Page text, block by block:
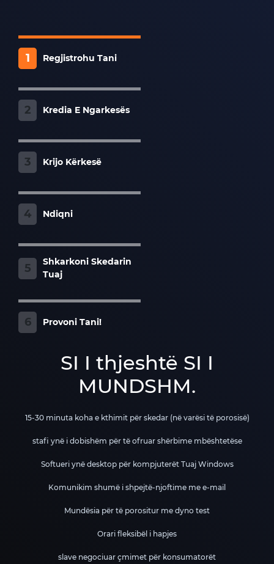
1 Regjistrohu Tani
2 Kredia E Ngarkesës
3 Krijo Kërkesë
4 Ndiqni
5
Shkarkoni Skedarin
Tuaj
6 Provoni Tani!
SI I thjeshtë SI I
MUNDSHM.
15-30 minuta koha e kthimit për skedar (në varësi të porosisë)
stafi ynë i dobishëm për të ofruar shërbime mbështetëse
Softueri ynë desktop për kompjuterët Tuaj Windows
Komunikim shumë i shpejtë-njoftime me e-mail
Mundësia për të porositur me dyno test
Orari fleksibël i hapjes
slave negociuar çmimet për konsumatorët